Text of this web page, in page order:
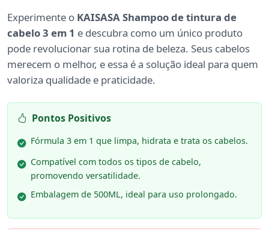
Experimente o KAISASA Shampoo de tintura de
cabelo 3 em 1 e descubra como um único produto
pode revolucionar sua rotina de beleza. Seus cabelos
merecem o melhor, e essa é a solução ideal para quem
valoriza qualidade e praticidade.
Pontos Positivos
Fórmula 3 em 1 que limpa, hidrata e trata os cabelos.
Compatível com todos os tipos de cabelo,
promovendo versatilidade.
Embalagem de 500ML, ideal para uso prolongado.